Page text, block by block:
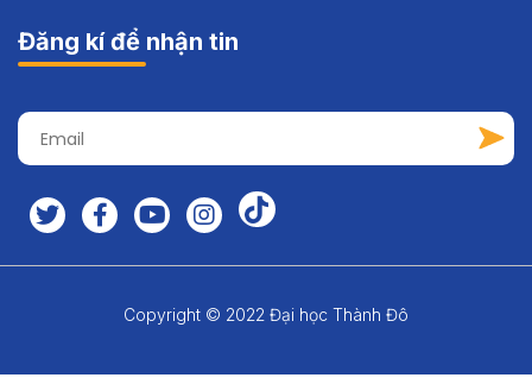
Đăng kí để nhận tin
Copyright © 2022 Đại học Thành Đô